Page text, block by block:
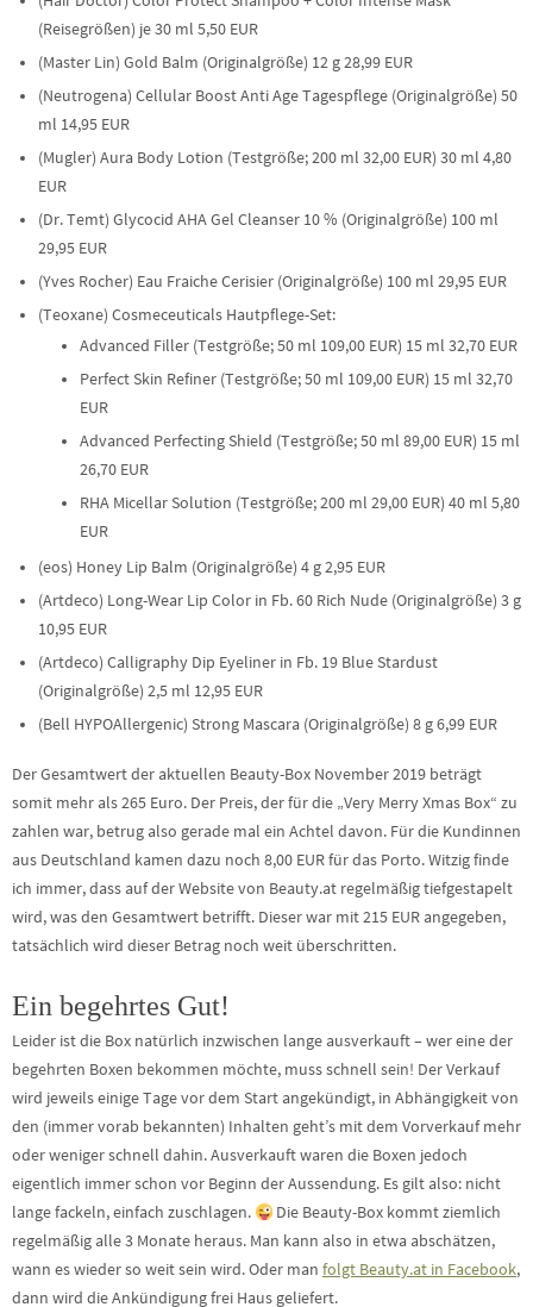
(Reisegrößen) je 30 ml 5,50 EUR
(Master Lin) Gold Balm (Originalgröße) 12 g 28,99 EUR
(Neutrogena) Cellular Boost Anti Age Tagespflege (Originalgröße) 50
ml 14,95 EUR
(Mugler) Aura Body Lotion (Testgröße; 200 ml 32,00 EUR) 30 ml 4,80
EUR
(Dr. Temt) Glycocid AHA Gel Cleanser 10 % (Originalgröße) 100 ml
29,95 EUR
(Yves Rocher) Eau Fraiche Cerisier (Originalgröße) 100 ml 29,95 EUR
(Teoxane) Cosmeceuticals Hautpflege-Set:
Advanced Filler (Testgröße; 50 ml 109,00 EUR) 15 ml 32,70 EUR
Perfect Skin Refiner (Testgröße; 50 ml 109,00 EUR) 15 ml 32,70
EUR
Advanced Perfecting Shield (Testgröße; 50 ml 89,00 EUR) 15 ml
26,70 EUR
RHA Micellar Solution (Testgröße; 200 ml 29,00 EUR) 40 ml 5,80
EUR
(eos) Honey Lip Balm (Originalgröße) 4 g 2,95 EUR
(Artdeco) Long-Wear Lip Color in Fb. 60 Rich Nude (Originalgröße) 3 g
10,95 EUR
(Artdeco) Calligraphy Dip Eyeliner in Fb. 19 Blue Stardust
(Originalgröße) 2,5 ml 12,95 EUR
(Bell HYPOAllergenic) Strong Mascara (Originalgröße) 8 g 6,99 EUR
Der Gesamtwert der aktuellen Beauty-Box November 2019 beträgt
somit mehr als 265 Euro. Der Preis, der für die „Very Merry Xmas Box“ zu
zahlen war, betrug also gerade mal ein Achtel davon. Für die Kundinnen
aus Deutschland kamen dazu noch 8,00 EUR für das Porto. Witzig finde
ich immer, dass auf der Website von Beauty.at regelmäßig tiefgestapelt
wird, was den Gesamtwert betrifft. Dieser war mit 215 EUR angegeben,
tatsächlich wird dieser Betrag noch weit überschritten.
Ein begehrtes Gut!
Leider ist die Box natürlich inzwischen lange ausverkauft – wer eine der
begehrten Boxen bekommen möchte, muss schnell sein! Der Verkauf
wird jeweils einige Tage vor dem Start angekündigt, in Abhängigkeit von
den (immer vorab bekannten) Inhalten geht’s mit dem Vorverkauf mehr
oder weniger schnell dahin. Ausverkauft waren die Boxen jedoch
eigentlich immer schon vor Beginn der Aussendung. Es gilt also: nicht
lange fackeln, einfach zuschlagen.
Die Beauty-Box kommt ziemlich
regelmäßig alle 3 Monate heraus. Man kann also in etwa abschätzen,
wann es wieder so weit sein wird. Oder man folgt Beauty.at in Facebook,
dann wird die Ankündigung frei Haus geliefert.